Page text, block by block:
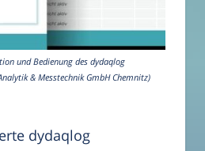
und Bedienung des dydaqlog
& Messtechnik GmbH Chemnitz)
dydaqlog